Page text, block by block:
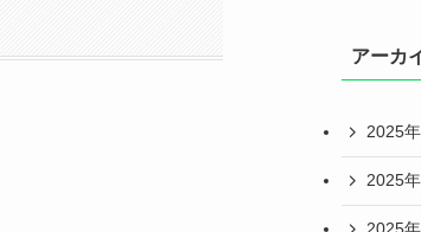
アーカ
2025
2025